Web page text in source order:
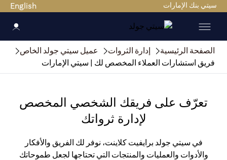
سيتي بنك الإمارات English
الصفحة الرئيسية إدارة الثروات
عميل سيتي جولد الخاص
فريق استشارات العملاء المخصص لك | سيتي الإمارات
تعرّف على فريقك الشخصي المخصص
لإدارة ثرواتك
في سيتي جولد برايفيت كلاينت، نوفر لك الفريق والأفكار
والأدوات والعمليات والمنتجات التي تحتاجها لجعل طموحاتك